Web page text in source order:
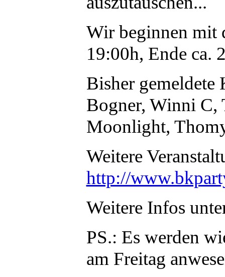
Wir beginnen mit
19:00h, Ende ca.
Bisher gemeldete
Bogner, Winni C,
Moonlight,
Weitere
http://
Weitere Infos
PS.: Es werden
am Freitag